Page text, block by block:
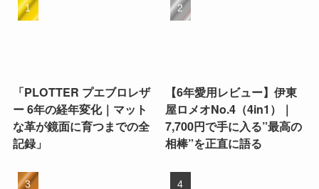
「PLOTTER プエブロレザ
ー 6年の経年変化｜マット
な革が鏡面に育つまでの全
記録」
【6年愛用レビュー】伊東
屋ロメオNo.4（4in1）｜
7,700円で手に入る”最高の
相棒”を正直に語る